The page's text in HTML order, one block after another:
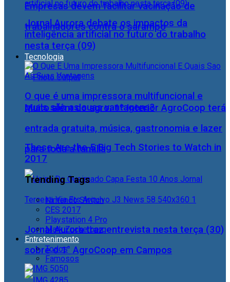
Empresas devem facilitar vacinação de
trabalhadores contra o sarampo
Tecnologia
Muito além do agro: 1º Interior AgroCoop terá
entrada gratuita, música, gastronomia e lazer
para toda a família
Jornal Aurora traz entrevista nesta terça (30)
sobre o 1° AgroCoop em Campos
Jornal Aurora debate os impactos da
inteligência artificial no futuro do trabalho
nesta terça (09)
O que é uma impressora multifuncional e
quais são as suas vantagens?
These Are the 5 Big Tech Stories to Watch in
2017
Trending Tags
Nintendo Switch
CES 2017
Playstation 4 Pro
Mark Zuckerberg
Entretenimento
Todos
Famosos